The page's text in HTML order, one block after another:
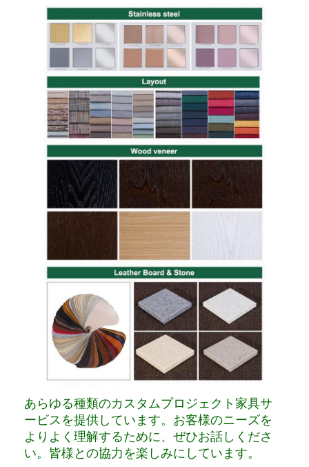
あらゆる種類のカスタムプロジェクト家具サ
ービスを提供しています。お客様のニーズを
よりよく理解するために、ぜひお話しくださ
い。皆様との協力を楽しみにしています。